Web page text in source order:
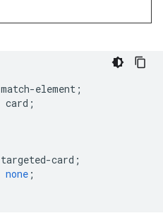
match-element ;
card ;
targeted-card ;
none ;